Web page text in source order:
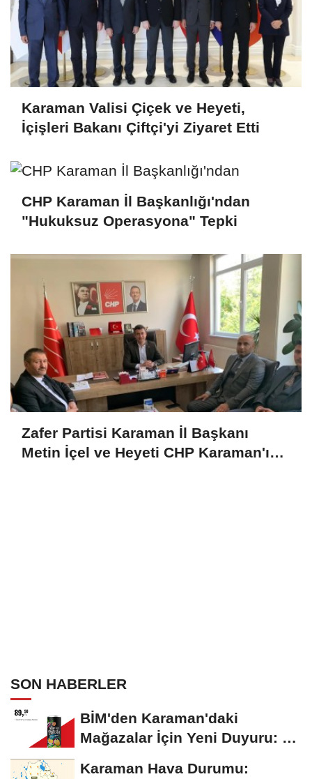
Karaman Valisi Çiçek ve Heyeti,
İçişleri Bakanı Çiftçi'yi Ziyaret Etti
CHP Karaman İl Başkanlığı'ndan
"Hukuksuz Operasyona" Tepki
Zafer Partisi Karaman İl Başkanı
Metin İçel ve Heyeti CHP Karaman'ı
SON HABERLER
BİM'den Karaman'daki
Mağazalar İçin Yeni Duyuru: 11
Karaman Hava Durumu: